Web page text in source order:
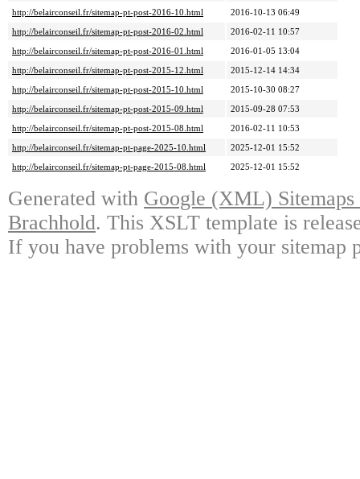
http://belairconseil.fr/sitemap-pt-post-2016-10.html
2016-10-13 06:49
http://belairconseil.fr/sitemap-pt-post-2016-02.html
2016-02-11 10:57
http://belairconseil.fr/sitemap-pt-post-2016-01.html
2016-01-05 13:04
http://belairconseil.fr/sitemap-pt-post-2015-12.html
2015-12-14 14:34
http://belairconseil.fr/sitemap-pt-post-2015-10.html
2015-10-30 08:27
http://belairconseil.fr/sitemap-pt-post-2015-09.html
2015-09-28 07:53
http://belairconseil.fr/sitemap-pt-post-2015-08.html
2016-02-11 10:53
http://belairconseil.fr/sitemap-pt-page-2025-10.html
2025-12-01 15:52
http://belairconseil.fr/sitemap-pt-page-2015-08.html
2025-12-01 15:52
Generated with Google (XML)
Brachhold. This XSLT template is
If you have problems with your sitemap